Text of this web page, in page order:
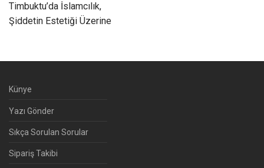
Timbuktu’da İslamcılık,
Şiddetin Estetiği Üzerine
Künye
Yazı Gönder
Sıkça Sorulan Sorular
Sipariş Takibi